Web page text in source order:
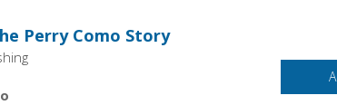
Perry Como Story